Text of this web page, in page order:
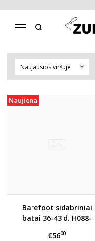
Navigacija
D.D.STEP
Pagrindinis Pirkite pagal
Naujiena
Barefoot sidabriniai
batai 36-43 d. H088-
€5600